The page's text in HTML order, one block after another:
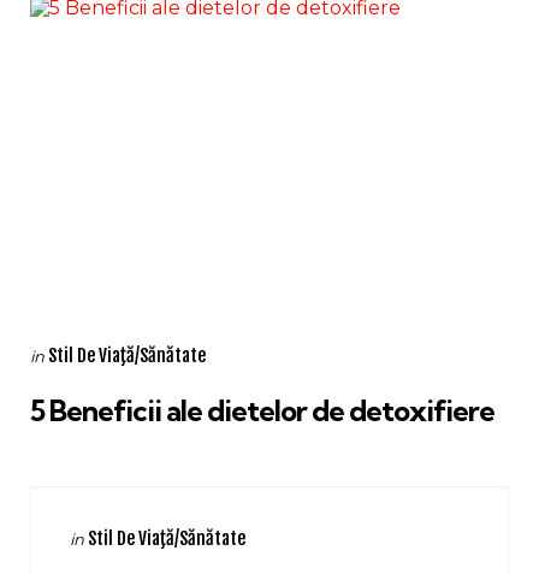
Categories
Posted
in Stil De Viaţă/Sănătate
5 Beneficii ale dietelor de detoxifiere
Categories
Posted
in Stil De Viaţă/Sănătate